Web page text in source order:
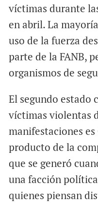
víctimas durante
en abril. La
uso de la fuerza
parte de la FANB,
organismos de
El segundo estado
víctimas violentas
manifestaciones es
producto de la
que se generó
una facción
quienes piensan